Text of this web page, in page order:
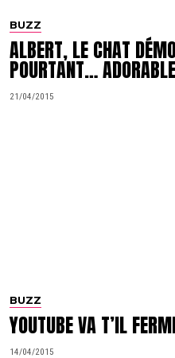
BUZZ
ALBERT, LE CHAT
POURTANT… ADORABLE
21/04/2015
BUZZ
YOUTUBE VA T’IL
14/04/2015